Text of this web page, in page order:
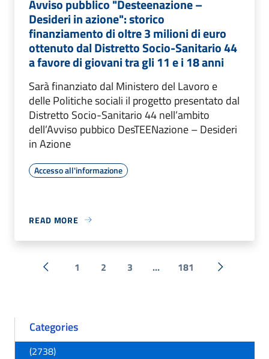
Avviso pubblico "Desteenazione –
Desideri in azione": storico
finanziamento di oltre 3 milioni di euro
ottenuto dal Distretto Socio-Sanitario 44
a favore di giovani tra gli 11 e i 18 anni
Sarà finanziato dal Ministero del Lavoro e
delle Politiche sociali il progetto presentato dal
Distretto Socio-Sanitario 44 nell’ambito
dell’Avviso pubbico DesTEENazione – Desideri
in Azione
Accesso all'informazione
READ MORE
« Previous
1 2 3 ... 181 Next »
Categories
(2738)